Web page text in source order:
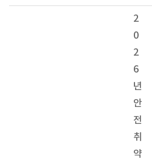
2
0
2
6
년
안
전
취
약